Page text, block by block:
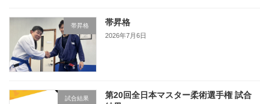
帯昇格 帯昇格
2026年7月6日
試合結果
第20回全日本マスター柔術選手権 試合